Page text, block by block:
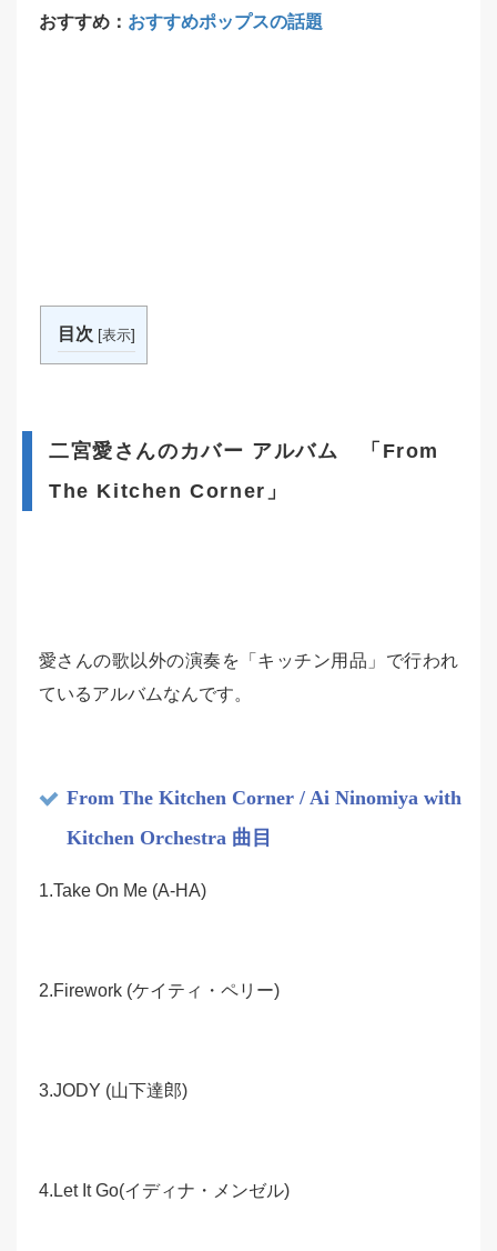
おすすめ： おすすめポップスの話題
目次 [表示]
二宮愛さんのカバー アルバム 「From
The Kitchen Corner」
愛さんの歌以外の演奏を「キッチン用品」で行われ
ているアルバムなんです。
From The Kitchen Corner / Ai Ninomiya with
Kitchen Orchestra 曲目
1.Take On Me (A-HA)
2.Firework (ケイティ・ペリー)
3.JODY (山下達郎)
4.Let It Go(イディナ・メンゼル)